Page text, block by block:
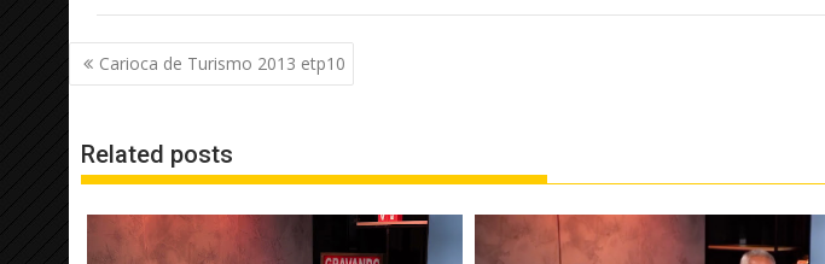
Navegação
de
Carioca de Turismo 2013 etp10
Related posts